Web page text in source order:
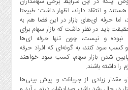
و انتقاد دارند، اظهار داشت: طبیعتا
اما حرفه ای‌های بازار در این فضا هم به
باید در نظر داشت که بازار سهام برای
نبوده و نیست، چون تنها حرفه ای‌ها
و کسب سود کنند، به گونه‌ای که افراد حرفه
پایین شدن بازار سهام، کسب سود خواهند
را داشته باشند.
مقدار زیادی از جریانات و پیش بینی‌ها